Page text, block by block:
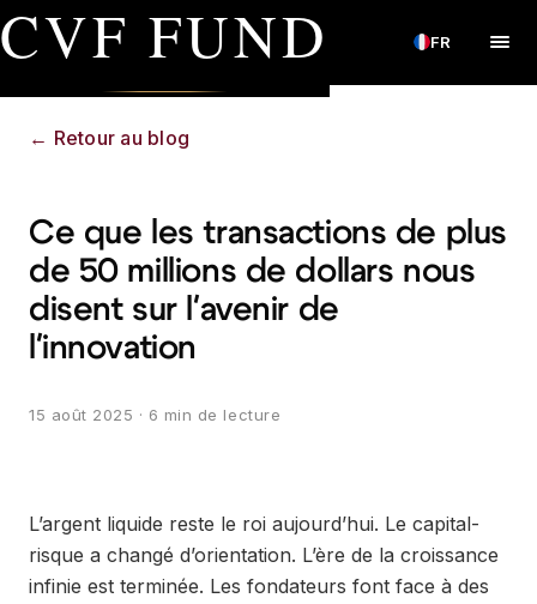
CVF FUND FR
← Retour au blog
Ce que les transactions de plus
de 50 millions de dollars nous
disent sur l'avenir de
l'innovation
15 août 2025 · 6 min de lecture
L’argent liquide reste le roi aujourd’hui. Le capital-
risque a changé d’orientation. L’ère de la croissance
infinie est terminée. Les fondateurs font face à des